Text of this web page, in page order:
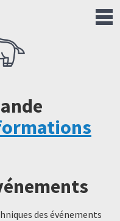
des événements